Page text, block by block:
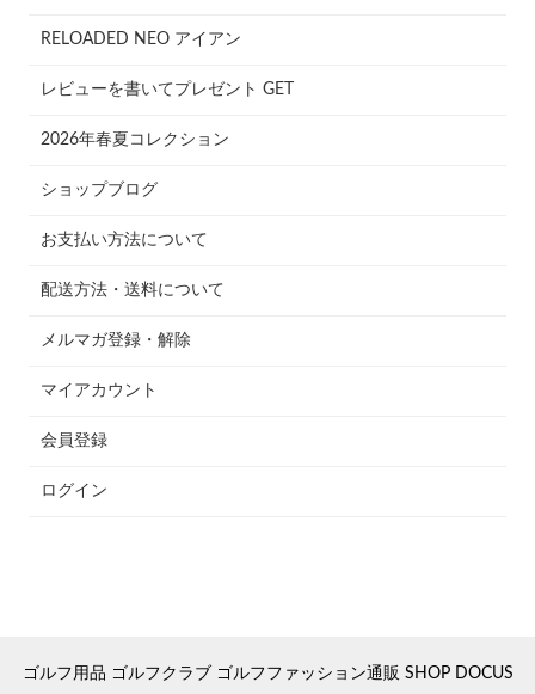
RELOADED NEO アイアン
レビューを書いてプレゼント GET
2026年春夏コレクション
ショップブログ
お支払い方法について
配送方法・送料について
メルマガ登録・解除
マイアカウント
会員登録
ログイン
ゴルフ用品 ゴルフクラブ ゴルフファッション通販 SHOP DOCUS